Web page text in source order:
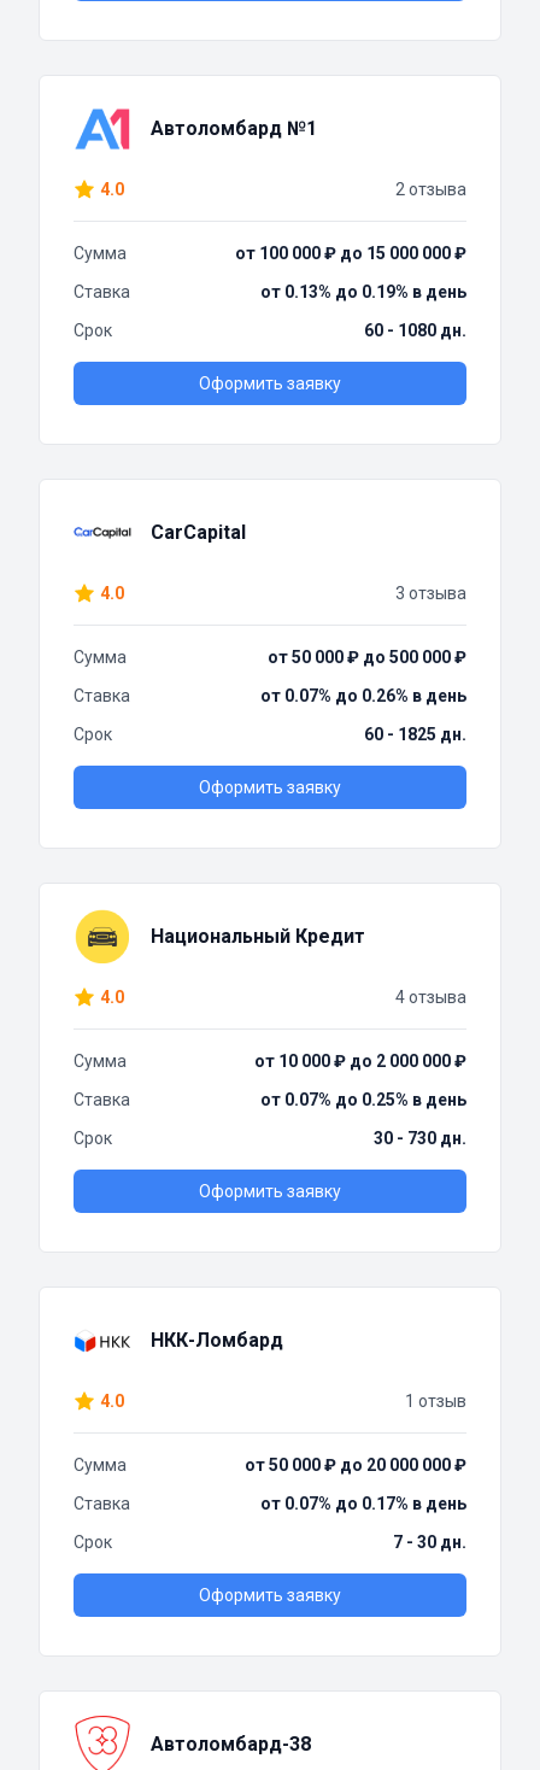
Автоломбард №1
4.0 2 отзыва
Сумма
от 100 000 ₽ до 15 000 000 ₽
Ставка
от 0.13% до 0.19% в день
Срок
60 - 1080 дн.
Оформить заявку
CarCapital
4.0 3 отзыва
Сумма
от 50 000 ₽ до 500 000 ₽
Ставка
от 0.07% до 0.26% в день
Срок
60 - 1825 дн.
Оформить заявку
Национальный Кредит
4.0 4 отзыва
Сумма
от 10 000 ₽ до 2 000 000 ₽
Ставка
от 0.07% до 0.25% в день
Срок
30 - 730 дн.
Оформить заявку
НКК-Ломбард
4.0 1 отзыв
Сумма
от 50 000 ₽ до 20 000 000 ₽
Ставка
от 0.07% до 0.17% в день
Срок
7 - 30 дн.
Оформить заявку
Автоломбард-38